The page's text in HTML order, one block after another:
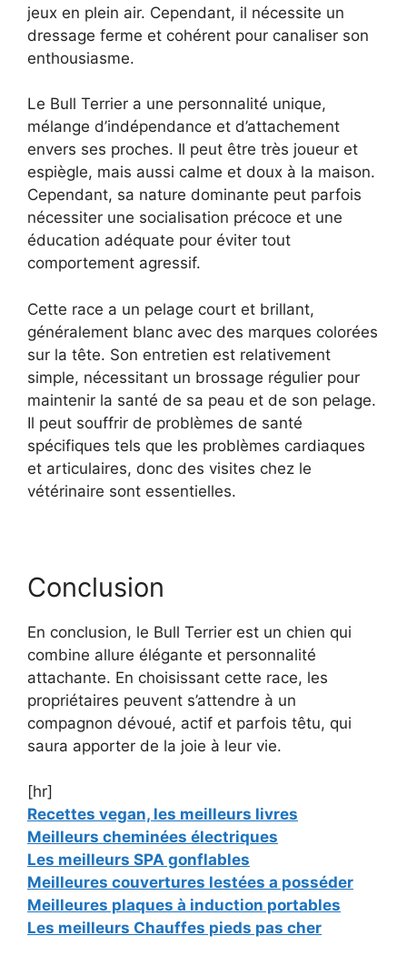
jeux en plein air. Cependant, il nécessite un
dressage ferme et cohérent pour canaliser son
enthousiasme.
Le Bull Terrier a une personnalité unique,
mélange d’indépendance et d’attachement
envers ses proches. Il peut être très joueur et
espiègle, mais aussi calme et doux à la maison.
Cependant, sa nature dominante peut parfois
nécessiter une socialisation précoce et une
éducation adéquate pour éviter tout
comportement agressif.
Cette race a un pelage court et brillant,
généralement blanc avec des marques colorées
sur la tête. Son entretien est relativement
simple, nécessitant un brossage régulier pour
maintenir la santé de sa peau et de son pelage.
Il peut souffrir de problèmes de santé
spécifiques tels que les problèmes cardiaques
et articulaires, donc des visites chez le
vétérinaire sont essentielles.
Conclusion
En conclusion, le Bull Terrier est un chien qui
combine allure élégante et personnalité
attachante. En choisissant cette race, les
propriétaires peuvent s’attendre à un
compagnon dévoué, actif et parfois têtu, qui
saura apporter de la joie à leur vie.
[hr]
Recettes vegan, les meilleurs livres
Meilleurs cheminées électriques
Les meilleurs SPA gonflables
Meilleures couvertures lestées a posséder
Meilleures plaques à induction portables
Les meilleurs Chauffes pieds pas cher